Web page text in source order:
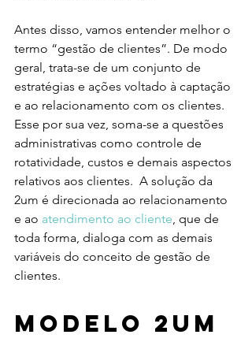
Antes disso, vamos entender melhor o
termo “gestão de clientes”. De modo
geral, trata-se de um conjunto de
estratégias e ações voltado à captação
e ao relacionamento com os clientes.
Esse por sua vez, soma-se a questões
administrativas como controle de
rotatividade, custos e demais aspectos
relativos aos clientes.  A solução da
2um é direcionada ao relacionamento
e ao atendimento ao cliente, que de
toda forma, dialoga com as demais
variáveis do conceito de gestão de
clientes.
Modelo 2um